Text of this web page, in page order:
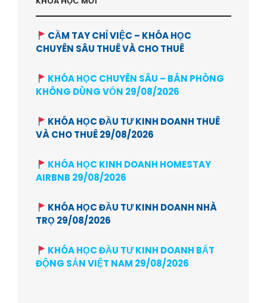
CẦM TAY CHỈ VIỆC – KHÓA HỌC
CHUYÊN SÂU THUÊ VÀ CHO THUÊ
KHÓA HỌC CHUYÊN SÂU – BÁN PHÒNG
KHÔNG DÙNG VỐN 29/08/2026
KHÓA HỌC ĐẦU TƯ KINH DOANH THUÊ
VÀ CHO THUÊ 29/08/2026
KHÓA HỌC KINH DOANH HOMESTAY
AIRBNB 29/08/2026
KHÓA HỌC ĐẦU TƯ KINH DOANH NHÀ
TRỌ 29/08/2026
KHÓA HỌC ĐẦU TƯ KINH DOANH BẤT
ĐỘNG SẢN VIỆT NAM 29/08/2026